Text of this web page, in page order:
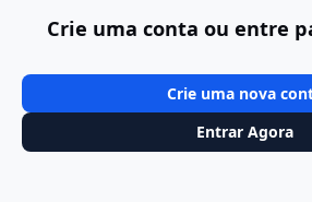
Crie uma conta ou entre
Crie uma nova
Entrar Agora